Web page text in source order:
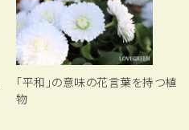
「平和」の意味の花言葉を持つ植
物